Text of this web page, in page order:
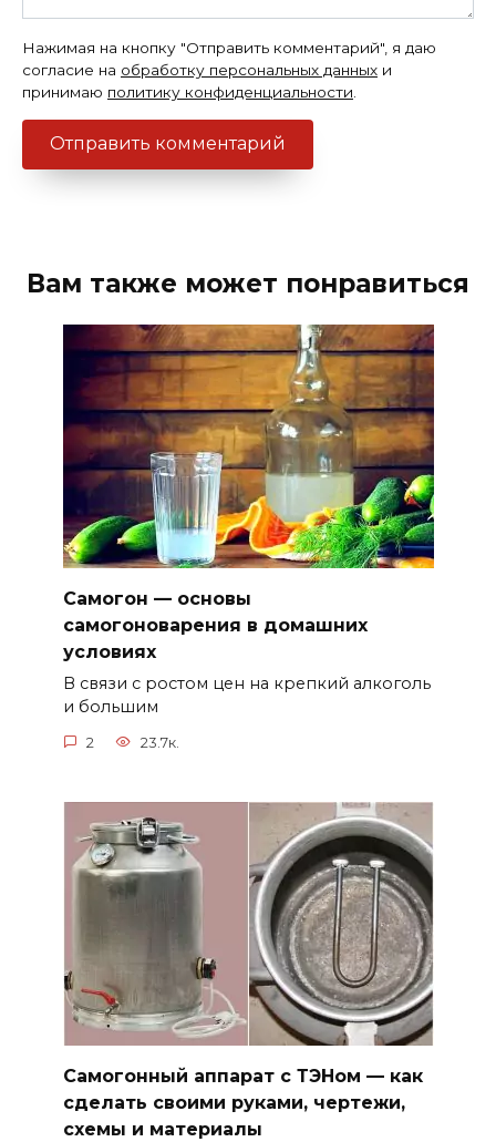
Нажимая на кнопку "Отправить комментарий", я даю
согласие на обработку персональных данных и
принимаю политику конфиденциальности
Вам также может понравиться
Самогон — основы
самогоноварения в домашних
условиях
В связи с ростом цен на крепкий алкоголь
и большим
2 23.7к.
Самогонный аппарат с ТЭНом — как
сделать своими руками, чертежи,
схемы и материалы